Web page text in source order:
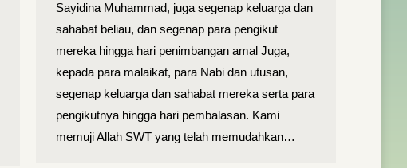
Sayidina Mu­hammad, juga segenap keluarga dan
sahabat beliau, dan segenap para pengikut
mereka hingga hari pen­imbangan amal Juga,
kepada para malaikat, para Nabi dan utusan,
segenap keluarga dan sahabat mereka serta para
pengikutnya hingga hari pem­balasan. Kami
memuji Allah SWT yang telah memudahkan…